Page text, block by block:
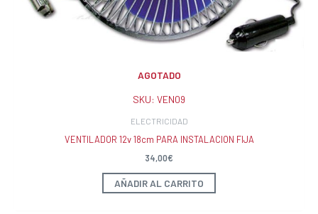
AGOTADO
SKU: VEN09
ELECTRICIDAD
VENTILADOR 12v 18cm PARA INSTALACION FIJA
34,00€
AÑADIR AL CARRITO